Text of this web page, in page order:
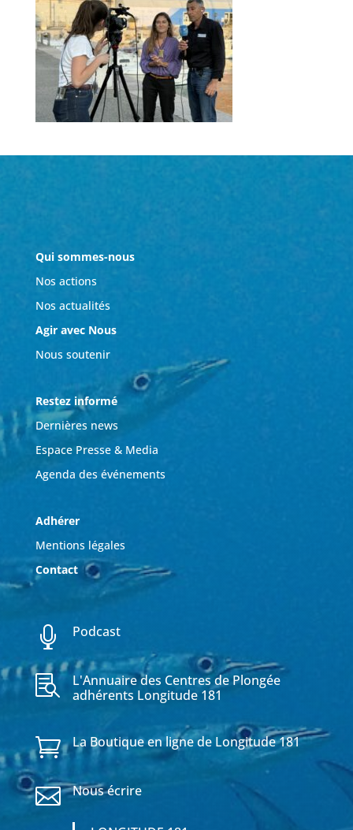
Qui sommes-nous
Nos actions
Nos actualités
Agir avec Nous
Nous soutenir
Restez informé
Dernières news
Espace Presse & Media
Agenda des événements
Adhérer
Mentions légales
Contact
 Podcast

L'Annuaire des Centres de Plongée
adhérents Longitude 181
 La Boutique en ligne de Longitude 181
 Nous écrire